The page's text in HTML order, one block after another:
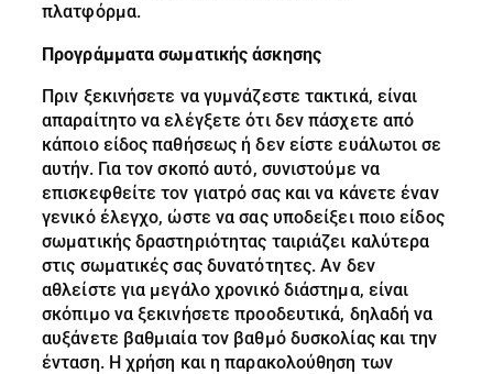
πλατφόρμα.
Προγράμματα σωματικής άσκησης
Πριν ξεκινήσετε να γυμνάζεστε τακτικά, είναι
απαραίτητο να ελέγξετε ότι δεν πάσχετε από
κάποιο είδος παθήσεως ή δεν είστε ευάλωτοι σε
αυτήν. Για τον σκοπό αυτό, συνιστούμε να
επισκεφθείτε τον γιατρό σας και να κάνετε έναν
γενικό έλεγχο, ώστε να σας υποδείξει ποιο είδος
σωματικής δραστηριότητας ταιριάζει καλύτερα
στις σωματικές σας δυνατότητες. Αν δεν
αθλείστε για μεγάλο χρονικό διάστημα, είναι
σκόπιμο να ξεκινήσετε προοδευτικά, δηλαδή να
αυξάνετε βαθμιαία τον βαθμό δυσκολίας και την
ένταση. Η χρήση και η παρακολούθηση των